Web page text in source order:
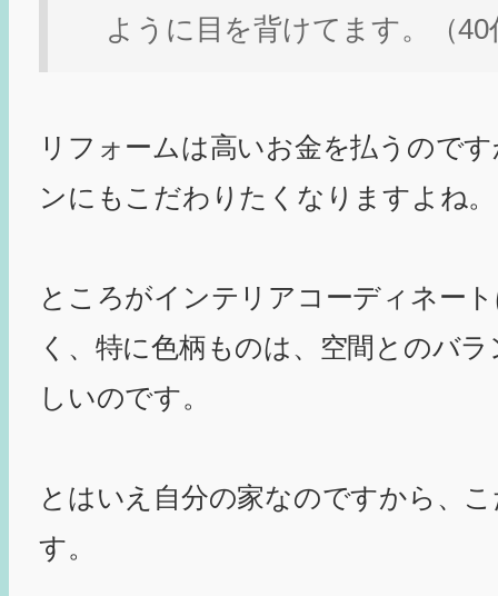
ように目を背けてます。（40
リフォームは高いお金を払うので
ンにもこだわりたくなりますよね。
ところがインテリアコーディネー
く、特に色柄ものは、空間とのバ
しいのです。
とはいえ自分の家なのですから、
す。